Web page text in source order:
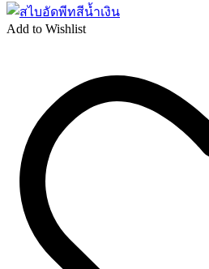
Add to Wishlist